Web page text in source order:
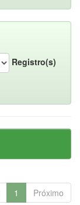
Registro(s)
1 Próximo